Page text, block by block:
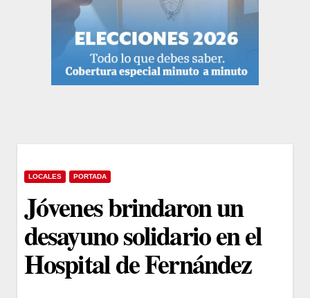
LOCALES PORTADA
Jóvenes brindaron un
desayuno solidario en el
Hospital de Fernández